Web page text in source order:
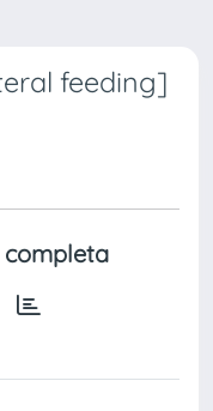
feeding]
completa